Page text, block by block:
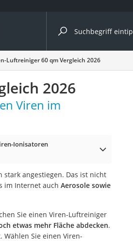
nach Kategorie
Luftreiniger 60 qm Vergleich 2026
2026
Viren im
Ionisatoren
angestiegen. Das ist nicht
im Internet auch Aerosole sowie
Sie einen Viren-Luftreiniger
etwas mehr Fläche abdecken.
Sie einen Viren-